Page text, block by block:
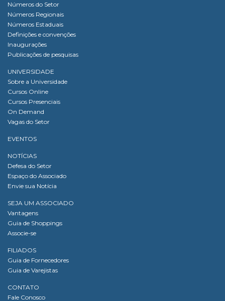
Números do Setor
Números Regionais
Números Estaduais
Definições e convenções
Inaugurações
Publicações de pesquisas
UNIVERSIDADE
Sobre a Universidade
Cursos Online
Cursos Presenciais
On Demand
Vagas do Setor
EVENTOS
NOTÍCIAS
Defesa do Setor
Espaço do Associado
Envie sua Notícia
SEJA UM ASSOCIADO
Vantagens
Guia de Shoppings
Associe-se
FILIADOS
Guia de Fornecedores
Guia de Varejistas
CONTATO
Fale Conosco